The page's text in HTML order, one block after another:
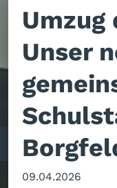
Umzug
Unser
09.04.2026